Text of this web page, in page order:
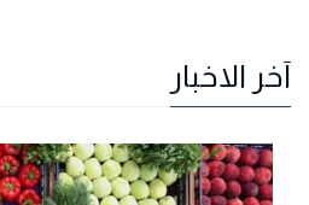
آخر الاخبار